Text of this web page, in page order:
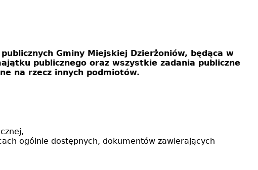
Gminy Miejskiej Dzierżoniów, będąca w
publicznego oraz wszystkie zadania publiczne
na rzecz innych podmiotów.
ogólnie dostępnych, dokumentów zawierających